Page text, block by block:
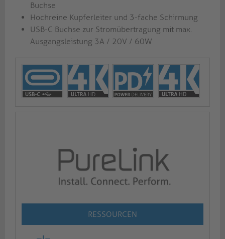
Buchse
Hochreine Kupferleiter und 3-fache Schirmung
USB-C Buchse zur Stromübertragung mit max.
Ausgangsleistung 3A / 20V / 60W
RESSOURCEN